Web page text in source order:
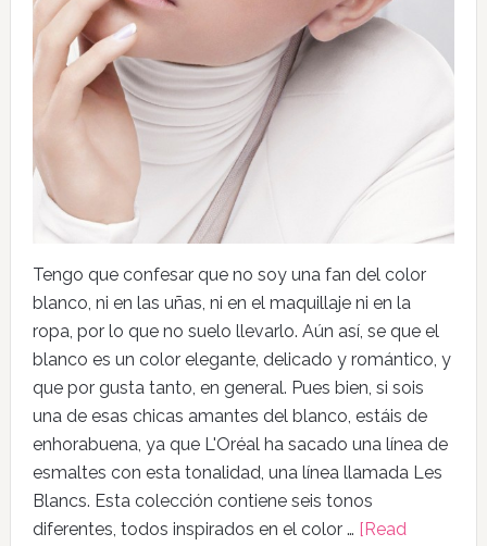
Tengo que confesar que no soy una fan del color
blanco, ni en las uñas, ni en el maquillaje ni en la
ropa, por lo que no suelo llevarlo. Aún así, se que el
blanco es un color elegante, delicado y romántico, y
que por gusta tanto, en general. Pues bien, si sois
una de esas chicas amantes del blanco, estáis de
enhorabuena, ya que L'Oréal ha sacado una línea de
esmaltes con esta tonalidad, una línea llamada Les
Blancs. Esta colección contiene seis tonos
diferentes, todos inspirados en el color … [Read